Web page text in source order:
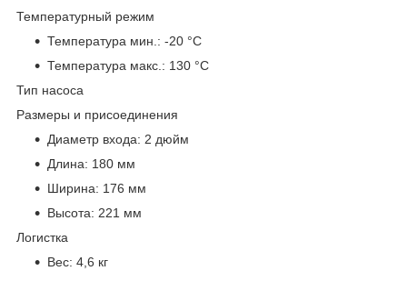
Температурный режим
Температура мин.: -20 °С
Температура макс.: 130 °С
Тип насоса
Размеры и присоединения
Диаметр входа: 2 дюйм
Длина: 180 мм
Ширина: 176 мм
Высота: 221 мм
Логистка
Вес: 4,6 кг